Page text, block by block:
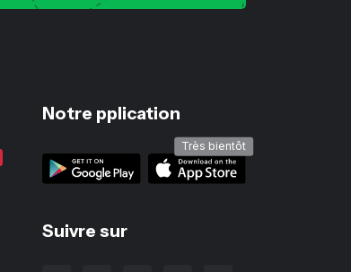
Notre pplication
Très bientôt
Suivre sur